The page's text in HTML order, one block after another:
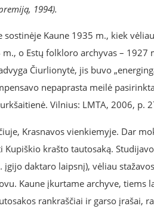
1994).
Kaune 1935 m., kiek
o Estų folkloro archyvas – 1927
Čiurlionytė, jis buvo
nepaprasta meilė
Vilnius: LMTA, 2006, p.
Krasnavos vienkiemyje. Dar
krašto tautosaką.
daktaro laipsnį), vėliau
Kaune įkurtame archyve, tiems
rankraščiai ir garso įrašai,